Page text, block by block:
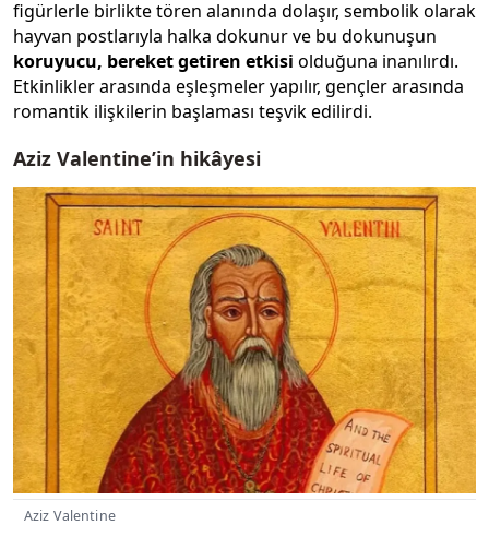
figürlerle birlikte tören alanında dolaşır, sembolik olarak
hayvan postlarıyla halka dokunur ve bu dokunuşun
koruyucu, bereket getiren etkisi olduğuna inanılırdı.
Etkinlikler arasında eşleşmeler yapılır, gençler arasında
romantik ilişkilerin başlaması teşvik edilirdi.
Aziz Valentine’in hikâyesi
Aziz Valentine